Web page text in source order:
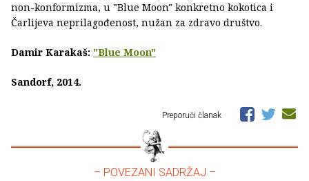
non-konformizma, u "Blue Moon" konkretno kokotica i
Čarlijeva neprilagođenost, nužan za zdravo društvo.
Damir Karakaš: "Blue Moon"
Sandorf, 2014.
Preporuči članak
– POVEZANI SADRŽAJ –